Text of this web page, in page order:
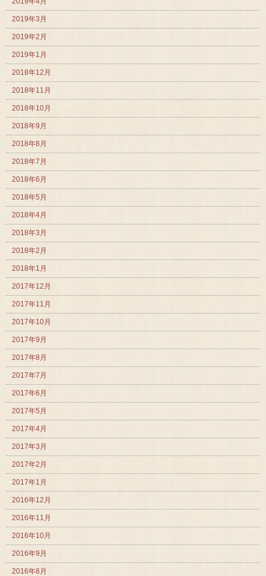
2019年3月
2019年2月
2019年1月
2018年12月
2018年11月
2018年10月
2018年9月
2018年8月
2018年7月
2018年6月
2018年5月
2018年4月
2018年3月
2018年2月
2018年1月
2017年12月
2017年11月
2017年10月
2017年9月
2017年8月
2017年7月
2017年6月
2017年5月
2017年4月
2017年3月
2017年2月
2017年1月
2016年12月
2016年11月
2016年10月
2016年9月
2016年8月